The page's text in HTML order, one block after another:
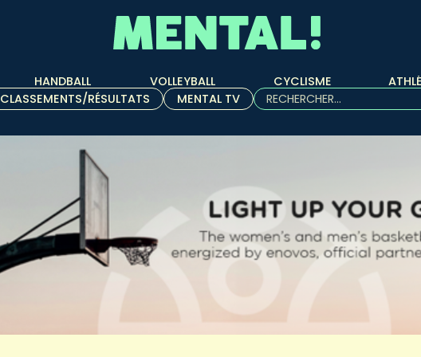
HANDBALL VOLLEYBALL CYCLISME
CLASSEMENTS/RÉSULTATS
MENTAL TV
Rechercher :